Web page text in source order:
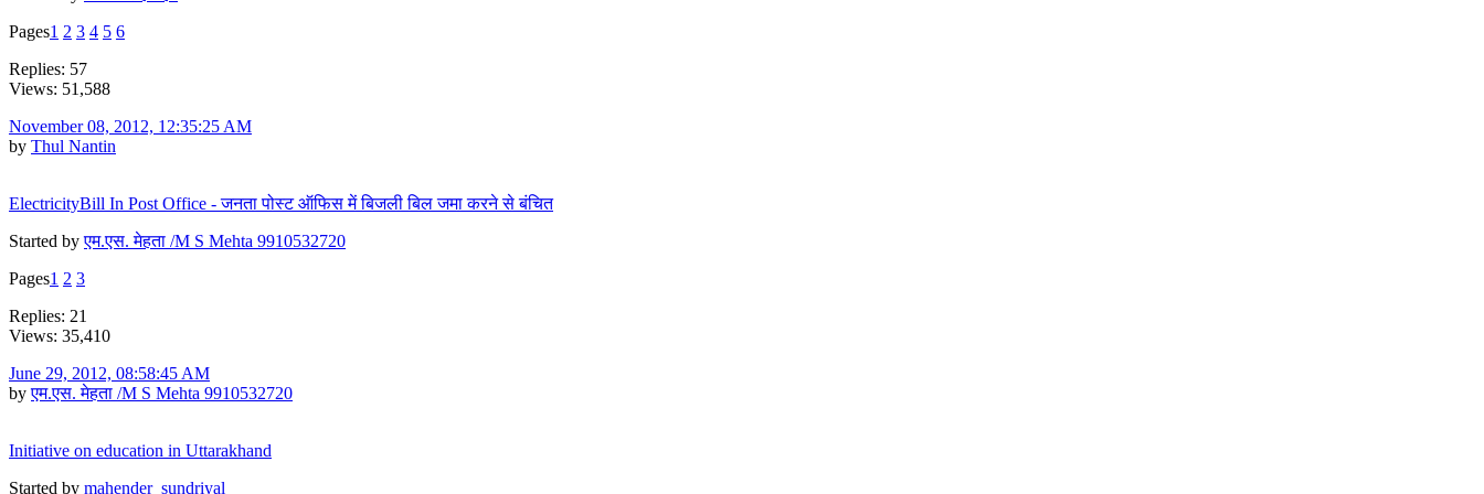
Pages1 2 3 4 5 6
Replies: 57
Views: 51,588
November 08, 2012, 12:35:25 AM
by Thul Nantin
ElectricityBill In Post Office - जनता पोस्ट ऑफिस में बिजली बिल जमा करने से बंचित
Started byएम.एस. मेहता /M S Mehta 9910532720
Pages1 2 3
Replies: 21
Views: 35,410
June 29, 2012, 08:58:45 AM
byएम.एस. मेहता /M S Mehta 9910532720
Initiative on education in Uttarakhand
Started by mahender_sundriyal